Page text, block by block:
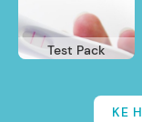
Test Pack
KE